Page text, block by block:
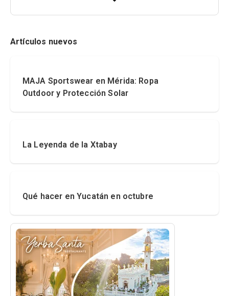
Artículos nuevos
MAJA Sportswear en Mérida: Ropa
Outdoor y Protección Solar
La Leyenda de la Xtabay
Qué hacer en Yucatán en octubre